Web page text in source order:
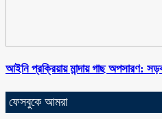
আইনি প্রক্রিয়ায় মান্দায় গাছ অপসারণ:
ফেসবুকে আমরা